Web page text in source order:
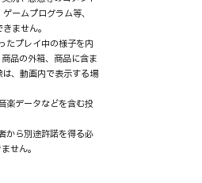
ームプログラム等、
ません。
たプレイ中の様子を内
品の外箱、商品に含ま
、動画内で表示する場
楽データなどを含む投
から別途許諾を得る必
せん。